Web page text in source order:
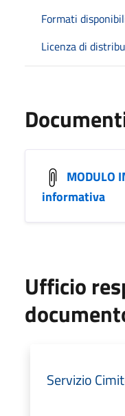
Formati
Licenza di
MODULO
informativa
Ufficio
Servizio